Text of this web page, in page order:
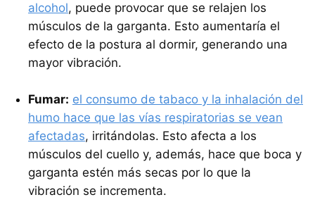
alcohol, puede provocar que se relajen los
músculos de la garganta. Esto aumentaría el
efecto de la postura al dormir, generando una
mayor vibración.
Fumar: el consumo de tabaco y la inhalación del
humo hace que las vías respiratorias se vean
afectadas, irritándolas. Esto afecta a los
músculos del cuello y, además, hace que boca y
garganta estén más secas por lo que la
vibración se incrementa.